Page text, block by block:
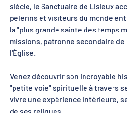
siècle, le Sanctuaire de Lisieux
pèlerins et visiteurs du monde
la "plus grande sainte des temps
missions, patronne secondaire de
l'Église.
Venez découvrir son incroyable
"petite voie" spirituelle à travers
vivre une expérience intérieure,
de ses reliques.